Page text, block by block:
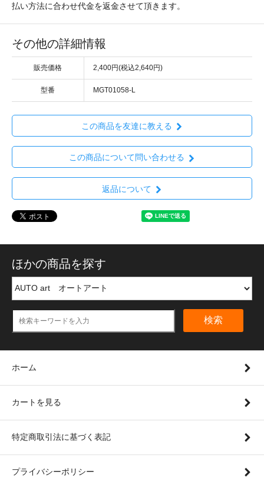
払い方法に合わせ代金を返金させて頂きます。
その他の詳細情報
販売価格 2,400円(税込2,640円)
型番 MGT01058-L
この商品を友達に教える
この商品について問い合わせる
返品について
ほかの商品を探す
検索
ホーム
カートを見る
特定商取引法に基づく表記
プライバシーポリシー